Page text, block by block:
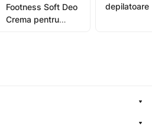
Footness Soft Deo
Crema pentru
depilatoare